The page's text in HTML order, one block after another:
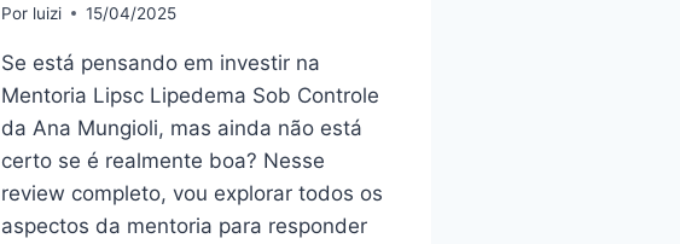
Por luizi 15/04/2025
Se está pensando em investir na
Mentoria Lipsc Lipedema Sob Controle
da Ana Mungioli, mas ainda não está
certo se é realmente boa? Nesse
review completo, vou explorar todos os
aspectos da mentoria para responder